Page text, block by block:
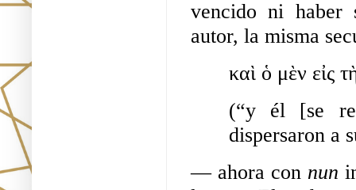
vencido ni
autor, la misma
καὶ ὁ μὲν εἰς
(“y él [se
dispersaron a
— ahora con nun